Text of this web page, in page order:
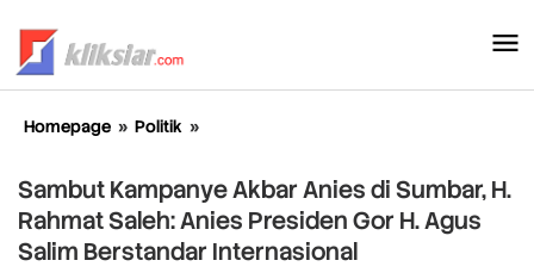
konten
Homepage » Politik »
Akbar
Anies
di
Sumbar,
Sambut Kampanye Akbar Anies di Sumbar, H.
Rahmat Saleh: Anies Presiden Gor H. Agus
Salim Berstandar Internasional